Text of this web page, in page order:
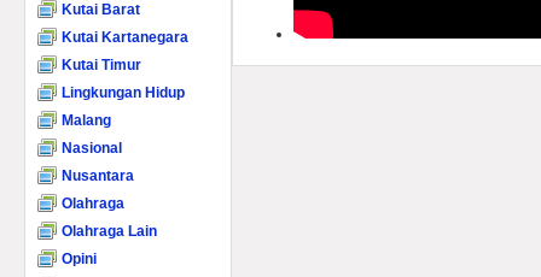
Kutai Barat
Kutai Kartanegara
Kutai Timur
Lingkungan Hidup
Malang
Nasional
Nusantara
Olahraga
Olahraga Lain
Opini